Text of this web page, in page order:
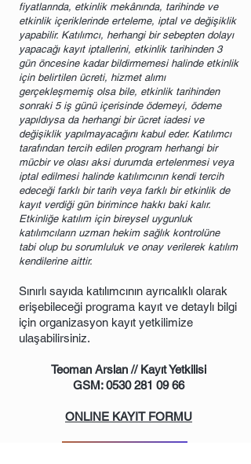
fiyatlarında, etkinlik mekânında, tarihinde ve
etkinlik içeriklerinde erteleme, iptal ve değişiklik
yapabilir. Katılımcı, herhangi bir sebepten dolayı
yapacağı kayıt iptallerini, etkinlik tarihinden 3
gün öncesine kadar bildirmemesi halinde etkinlik
için belirtilen ücreti, hizmet alımı
gerçekleşmemiş olsa bile, etkinlik tarihinden
sonraki 5 iş günü içerisinde ödemeyi, ödeme
yapıldıysa da herhangi bir ücret iadesi ve
değişiklik yapılmayacağını kabul eder. Katılımcı
tarafından tercih edilen program herhangi bir
mücbir ve olası aksi durumda ertelenmesi veya
iptal edilmesi halinde katılımcının kendi tercih
edeceği farklı bir tarih veya farklı bir etkinlik de
kayıt verdiği gün birimince hakkı baki kalır.
Etkinliğe katılım için bireysel uygunluk
katılımcıların uzman hekim sağlık kontrolüne
tabi olup bu sorumluluk ve onay verilerek katılım
kendilerine aittir.
Sınırlı sayıda katılımcının ayrıcalıklı olarak
erişebileceği programa kayıt ve detaylı bilgi
için organizasyon kayıt yetkilimize
ulaşabilirsiniz.
Teoman Arslan // Kayıt Yetkilisi
GSM: 0530 281 09 66
ONLINE KAYIT FORMU